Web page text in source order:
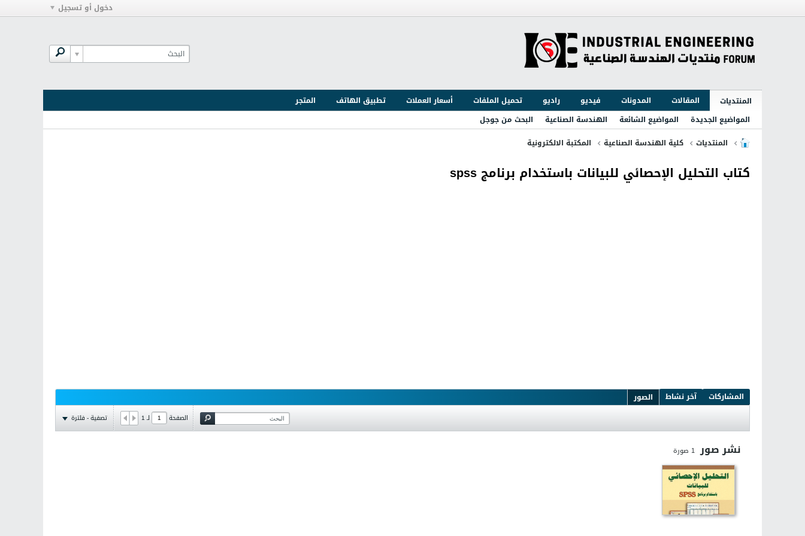
دخول أو تسجيل
المنتديات المقالات المدونات فيديو راديو تحميل الملفات أسعار العملات تطبيق الهاتف
المتجر
المواضيع الجديدة
المواضيع الشائعة الهندسة الصناعية
البحث من جوجل
المنتديات
كلية الهندسة الصناعية المكتبة الالكترونية
كتاب التحليل الإحصائي للبيانات باستخدام برنامج spss
المشاركات آخر نشاط الصور
الصفحة لـ1 تصفية - فلترة
نشر صور 1 صورة